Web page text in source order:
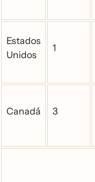
Estados
Unidos
1
Canadá 3